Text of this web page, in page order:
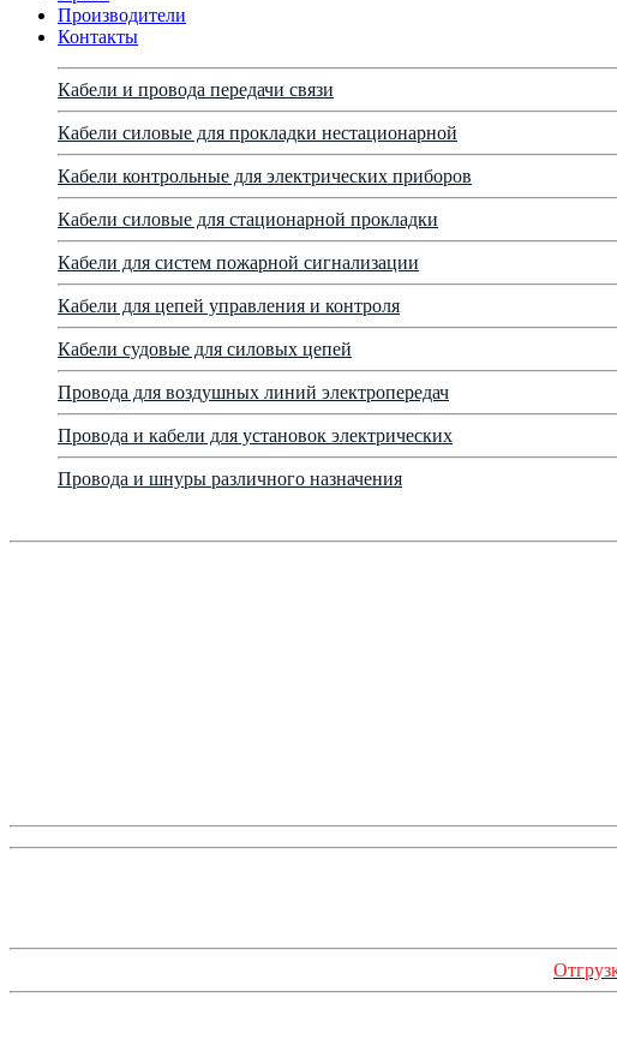
Производители
Контакты
Кабели и провода передачи связи
Кабели силовые для прокладки нестационарной
Кабели контрольные для электрических приборов
Кабели силовые для стационарной прокладки
Кабели для систем пожарной сигнализации
Кабели для цепей управления и контроля
Кабели судовые для силовых цепей
Провода для воздушных линий электропередач
Провода и кабели для установок электрических
Провода и шнуры различного назначения